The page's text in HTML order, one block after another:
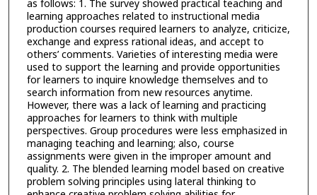
as follows: 1. The survey showed practical teaching and
learning approaches related to instructional media
production courses required learners to analyze, criticize,
exchange and express rational ideas, and accept to
others’ comments. Varieties of interesting media were
used to support the learning and provide opportunities
for learners to inquire knowledge themselves and to
search information from new resources anytime.
However, there was a lack of learning and practicing
approaches for learners to think with multiple
perspectives. Group procedures were less emphasized in
managing teaching and learning; also, course
assignments were given in the improper amount and
quality. 2. The blended learning model based on creative
problem solving principles using lateral thinking to